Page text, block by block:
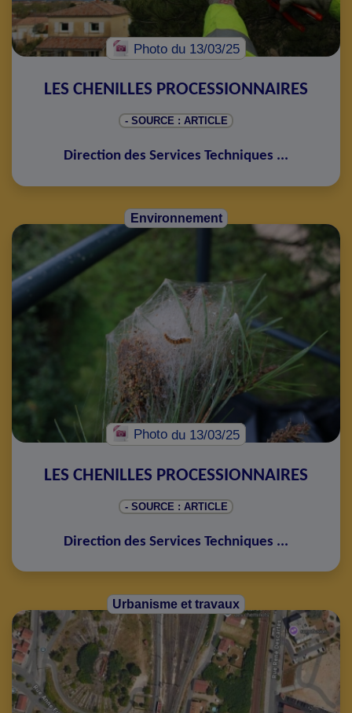
Photo du 13/03/25
LES CHENILLES PROCESSIONNAIRES
- SOURCE : ARTICLE
Direction des Services Techniques ...
Environnement
Photo du 13/03/25
LES CHENILLES PROCESSIONNAIRES
- SOURCE : ARTICLE
Direction des Services Techniques ...
Urbanisme et travaux